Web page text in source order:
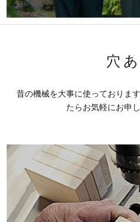
穴
昔の機械を大事に使っておりま
たらお気軽にお申